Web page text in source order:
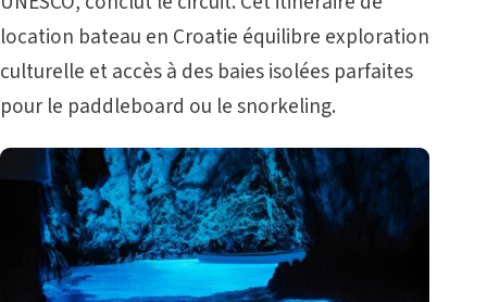
location bateau en Croatie équilibre exploration
culturelle et accès à des baies isolées parfaites
pour le paddleboard ou le snorkeling.